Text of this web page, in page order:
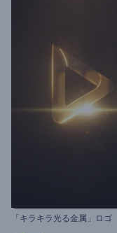
「キラキラ光る金属」ロゴ